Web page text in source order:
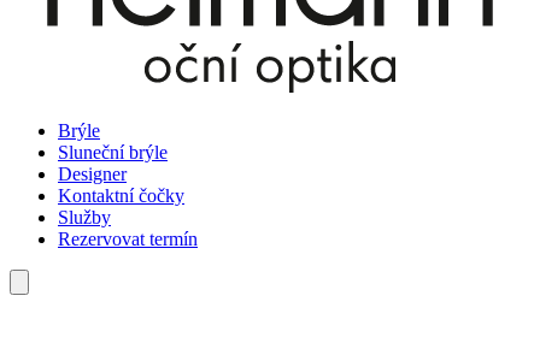
Brýle
Sluneční brýle
Designer
Kontaktní čočky
Služby
Rezervovat termín